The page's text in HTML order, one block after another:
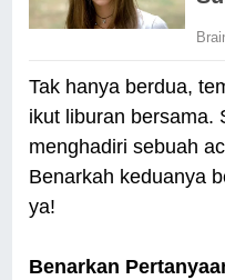
Tak hanya berdua,
ikut liburan bersama.
menghadiri sebuah
Benarkah keduanya
ya!
Benarkan